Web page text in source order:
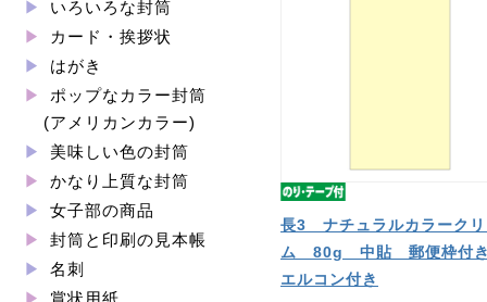
いろいろな封筒
カード・挨拶状
はがき
ポップなカラー封筒
(アメリカンカラー)
美味しい色の封筒
かなり上質な封筒
女子部の商品
封筒と印刷の見本帳
名刺
長3 ナチュラルカラーク
ム 80g 中貼 郵便枠
エルコン付き